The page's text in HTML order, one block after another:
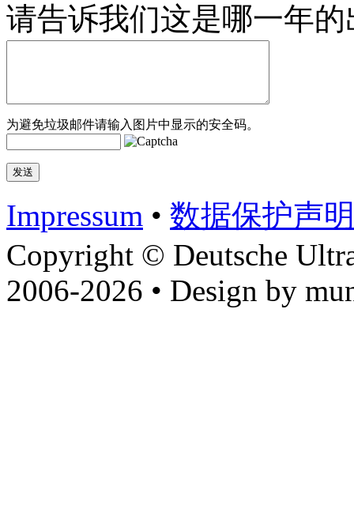
请告诉我们这是哪一年
为避免垃圾邮件请输入图片中显示的安全码。
Impressum • 数据​保护​声明
Copyright © Deutsche
2006-2026 • Design by